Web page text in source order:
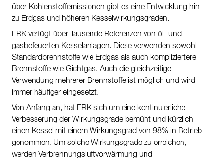
Kontakt
Neuigkeiten
Tools
Fragen & Anworten
Datenschutzerklärung
Impressum
über Kohlenstoffemissionen gibt es eine Entwicklung hin
zu Erdgas und höheren Kesselwirkungsgraden.
ERK verfügt über Tausende Referenzen von öl- und
gasbefeuerten Kesselanlagen. Diese verwenden sowohl
Standardbrennstoffe wie Erdgas als auch kompliziertere
Brennstoffe wie Gichtgas. Auch die gleichzeitige
Verwendung mehrerer Brennstoffe ist möglich und wird
immer häufiger eingesetzt.
Von Anfang an, hat ERK sich um eine kontinuierliche
Verbesserung der Wirkungsgrade bemüht und kürzlich
einen Kessel mit einem Wirkungsgrad von 98% in Betrieb
genommen. Um solche Wirkungsgrade zu erreichen,
werden Verbrennungsluftvorwärmung und